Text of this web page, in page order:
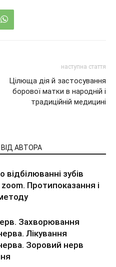
наступна стаття
Цілюща дія й застосування
борової матки в народній і
традиційній медицині
АВТОРА
відбілюванні зубів
Протипоказання і
Захворювання
Лікування
Зоровий нерв